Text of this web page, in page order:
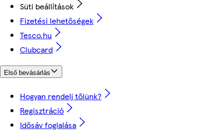
Süti beállítások
Fizetési lehetőségek
Tesco.hu
Clubcard
Első bevásárlás
Hogyan rendelj tőlünk?
Regisztráció
Idősáv foglalása